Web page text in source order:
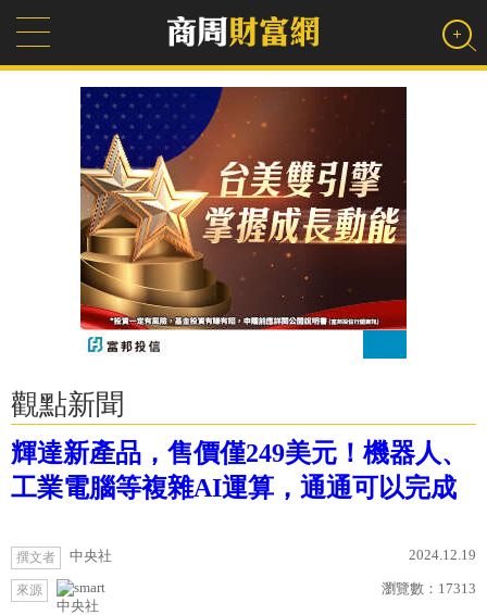
觀點新聞
輝達新產品，售價僅249美元！機器人、
工業電腦等複雜AI運算，通通可以完成
撰文者 中央社 2024.12.19
來源
中央社
瀏覽數： 17313